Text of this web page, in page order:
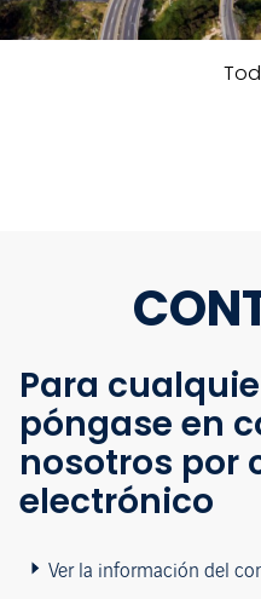
Para
póngase en
nosotros por
electrónico
Ver la información del